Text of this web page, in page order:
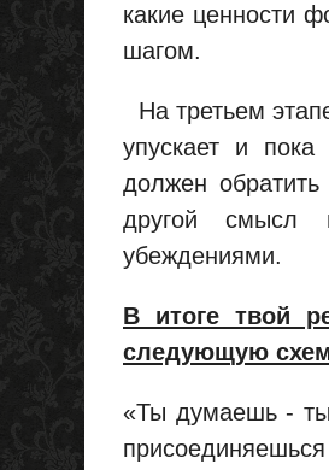
какие ценности
шагом.
На третьем
упускает и
должен
другой смысл
убеждениями.
В итоге твой
следующую
«Ты думаешь -